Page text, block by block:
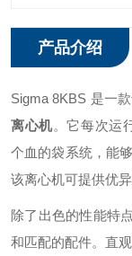
产品介绍
Sigma 8KBS 是一
离心机。它每次运
个血的袋系统，能
该离心机可提供优
除了出色的性能特
和匹配的配件。直